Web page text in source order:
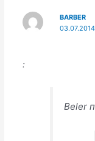
BARBER
:
Beler